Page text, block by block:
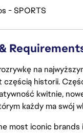
- SPORTS
na
historii.
kwitnie,
każdy ma swój
most iconic